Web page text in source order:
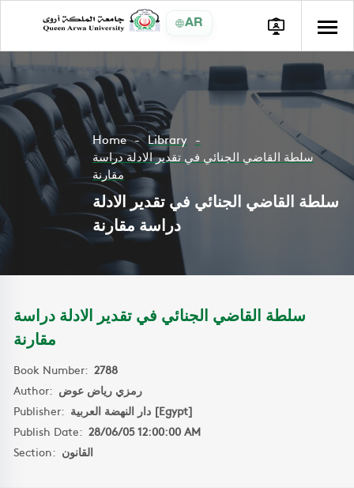
AR
Home
Library
سلطة القاضي الجنائي في تقدير الادلة دراسة
مقارنة
سلطة القاضي الجنائي في تقدير الادلة
دراسة مقارنة
سلطة القاضي الجنائي في تقدير الادلة دراسة
مقارنة
Book Number: 2788
Author: رمزي رياض عوض
Publisher:
دار النهضة العربية [Egypt]
Publish Date: 28/06/05 12:00:00 AM
Section: القانون